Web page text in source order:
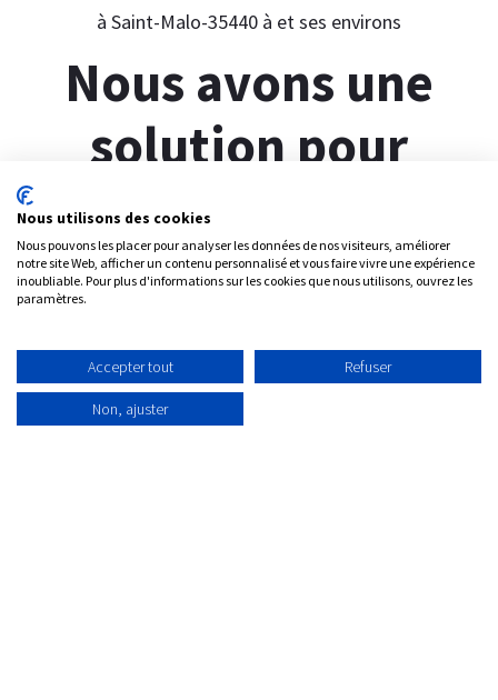
à Saint-Malo-35440 à et ses environs
Nous avons une
solution pour
chacun de vos
besoins
Optez pour un ERP puissant qui couvre toutes les
activités d'une PME,
✅ Des solutions sur mesure pour une gestion
Nous utilisons des cookies
Nous pouvons les placer pour analyser les données de nos visiteurs, améliorer
notre site Web, afficher un contenu personnalisé et vous faire vivre une expérience
inoubliable. Pour plus d'informations sur les cookies que nous utilisons, ouvrez les
paramètres.
Accepter tout Refuser
Non, ajuster